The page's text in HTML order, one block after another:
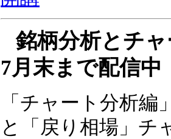
開講
銘柄分析とチ
7月末まで配信中
「チャート分析編